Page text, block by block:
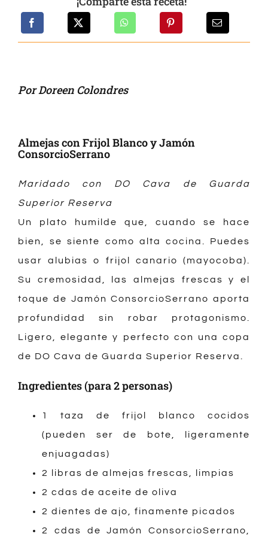
Por Doreen Colondres
Almejas con Frijol Blanco y Jamón
ConsorcioSerrano
Maridado con DO Cava de Guarda
Superior Reserva
Un plato humilde que, cuando se hace
bien, se siente como alta cocina. Puedes
usar alubias o frijol canario (mayocoba).
Su cremosidad, las almejas frescas y el
toque de Jamón ConsorcioSerrano aporta
profundidad sin robar protagonismo.
Ligero, elegante y perfecto con una copa
de DO Cava de Guarda Superior Reserva.
Ingredientes (para 2 personas)
1 taza de frijol blanco cocidos
(pueden ser de bote, ligeramente
enjuagadas)
2 libras de almejas frescas, limpias
2 cdas de aceite de oliva
2 dientes de ajo, finamente picados
2 cdas de Jamón ConsorcioSerrano,